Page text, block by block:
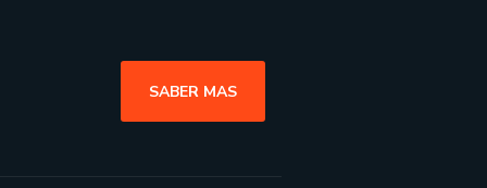
SABER MAS